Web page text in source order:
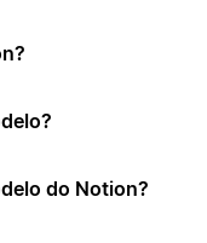
do Notion?